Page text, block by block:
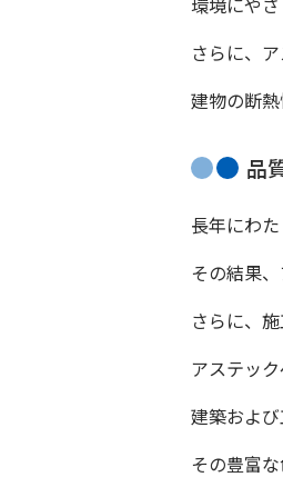
さらに、
建物の断
品
長年にわ
その結果
さらに、
アステッ
建築およ
その豊富